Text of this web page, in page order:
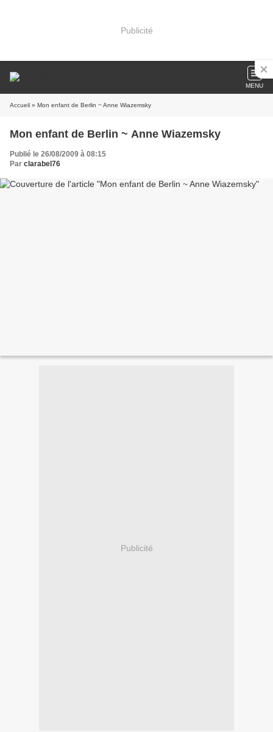
Publicité
MENU
Accueil » Mon enfant de Berlin ~ Anne Wiazemsky
Mon enfant de Berlin ~ Anne Wiazemsky
Publié le 26/08/2009 à 08:15
Par clarabel76
Publicité